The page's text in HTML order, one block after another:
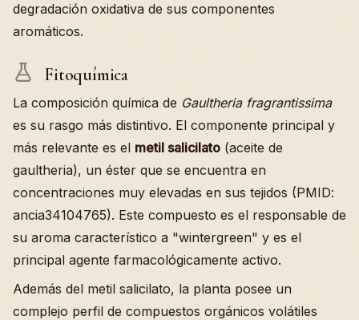
degradación oxidativa de sus componentes
aromáticos.
Fitoquímica
La composición química de Gaultheria fragrantissima
es su rasgo más distintivo. El componente principal y
más relevante es el metil salicilato (aceite de
gaultheria), un éster que se encuentra en
concentraciones muy elevadas en sus tejidos (PMID:
ancia34104765). Este compuesto es el responsable de
su aroma característico a "wintergreen" y es el
principal agente farmacológicamente activo.
Además del metil salicilato, la planta posee un
complejo perfil de compuestos orgánicos volátiles